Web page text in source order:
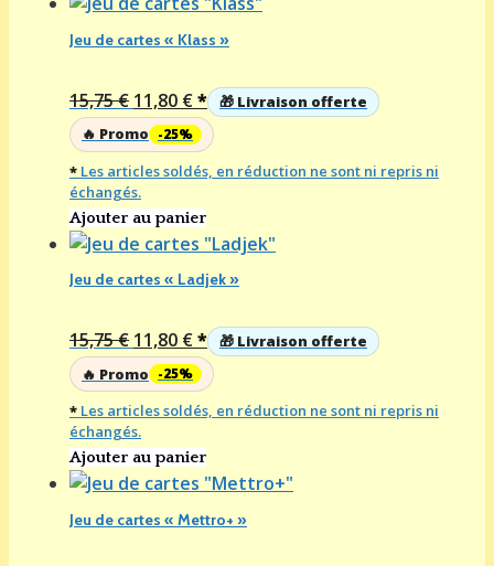
Jeu de cartes « Klass »
15,75€ Le
prix
initial
était :
15,75 €.
11,80 €*Le
prix
actuel
est :
🎁 Livraison offerte
🔥 Promo -25%
* Les articles soldés, en réduction ne sont ni repris ni
échangés.
Ajouter au panier
Jeu de cartes « Ladjek »
15,75€ Le
prix
initial
était :
15,75 €.
11,80 €*Le
prix
actuel
est :
🎁 Livraison offerte
🔥 Promo -25%
* Les articles soldés, en réduction ne sont ni repris ni
échangés.
Ajouter au panier
Jeu de cartes « Mettro+ »